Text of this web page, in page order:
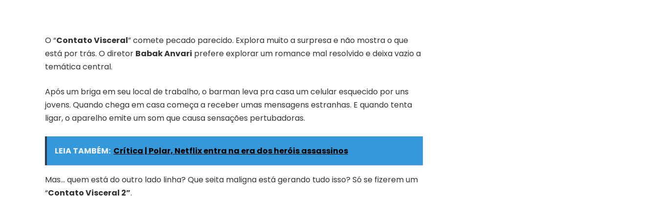
O “Contato Visceral” comete pecado parecido. Explora muito a surpresa e não mostra o que
está por trás. O diretor Babak Anvari prefere explorar um romance mal resolvido e deixa vazio a
temática central.
Após um briga em seu local de trabalho, o barman leva pra casa um celular esquecido por uns
jovens. Quando chega em casa começa a receber umas mensagens estranhas. E quando tenta
ligar, o aparelho emite um som que causa sensações pertubadoras.
LEIA TAMBÉM: Crítica | Polar, Netflix entra na era dos heróis assassinos
Mas… quem está do outro lado linha? Que seita maligna está gerando tudo isso? Só se fizerem um
“Contato Visceral 2”.